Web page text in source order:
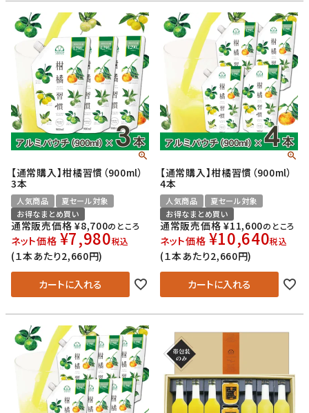
【通常購入】柑橘習慣（900ml）
3本
人気商品
夏セール対象
お得なまとめ買い
通常販売価格 ¥8,700のところ
ネット価格 ¥7,980税込
(１本あたり2,660円)
カートに入れる
【通常購入】柑橘習慣（900ml）
4本
人気商品
夏セール対象
お得なまとめ買い
通常販売価格 ¥11,600のところ
ネット価格 ¥10,640税込
(１本あたり2,660円)
カートに入れる